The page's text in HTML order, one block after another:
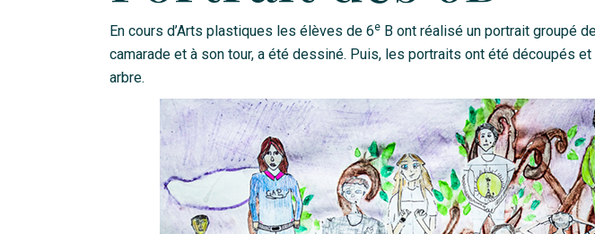
En cours d’Arts plastiques les élèves de 6e B ont réalisé un portrait groupé
camarade et à son tour, a été dessiné. Puis, les portraits ont été découpés
arbre.